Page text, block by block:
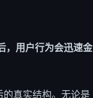
，用户行为会迅速金
真实结构。无论是